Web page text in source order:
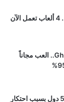
محاكي PS5 يحقق قفزة جديدة.. 4 ألعاب تعمل الآن
أفضل وقت لعشاق Ghost Recon.. العب مجاناً
سوني تواجه دعاوى قضائية في 5 دول بسبب احتكار